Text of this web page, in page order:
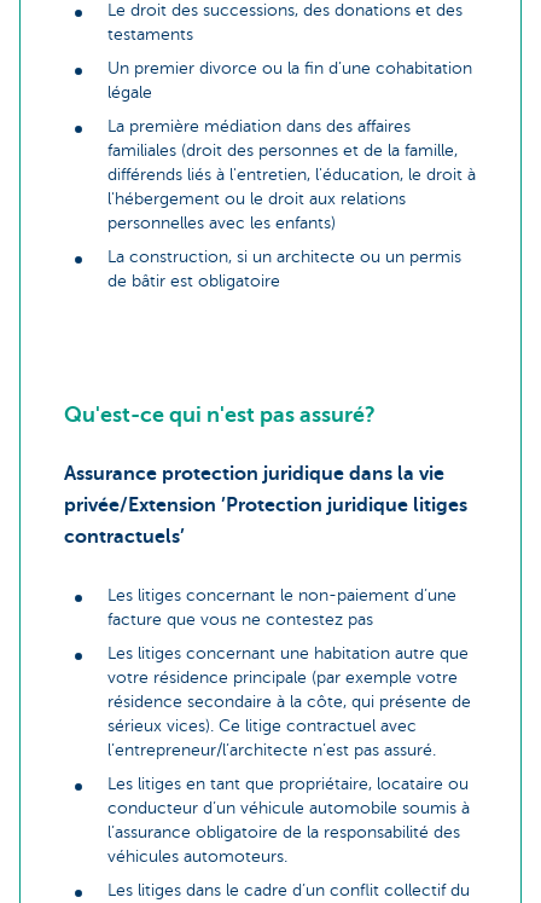
Le droit des successions, des donations et des
testaments
Un premier divorce ou la fin d’une cohabitation
légale
La première médiation dans des affaires
familiales (droit des personnes et de la famille,
différends liés à l'entretien, l'éducation, le droit à
l'hébergement ou le droit aux relations
personnelles avec les enfants)
La construction, si un architecte ou un permis
de bâtir est obligatoire
Qu'est-ce qui n'est pas assuré?
Assurance protection juridique dans la vie
privée/Extension ’Protection juridique litiges
contractuels’
Les litiges concernant le non-paiement d’une
facture que vous ne contestez pas
Les litiges concernant une habitation autre que
votre résidence principale (par exemple votre
résidence secondaire à la côte, qui présente de
sérieux vices). Ce litige contractuel avec
l’entrepreneur/l’architecte n’est pas assuré.
Les litiges en tant que propriétaire, locataire ou
conducteur d’un véhicule automobile soumis à
l’assurance obligatoire de la responsabilité des
véhicules automoteurs.
Les litiges dans le cadre d’un conflit collectif du